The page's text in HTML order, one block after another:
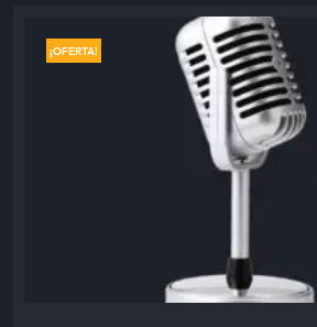
¡OFERTA!